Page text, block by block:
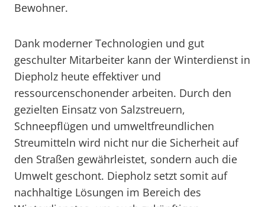
Bewohner.
Dank moderner Technologien und gut
geschulter Mitarbeiter kann der Winterdienst in
Diepholz heute effektiver und
ressourcenschonender arbeiten. Durch den
gezielten Einsatz von Salzstreuern,
Schneepflügen und umweltfreundlichen
Streumitteln wird nicht nur die Sicherheit auf
den Straßen gewährleistet, sondern auch die
Umwelt geschont. Diepholz setzt somit auf
nachhaltige Lösungen im Bereich des